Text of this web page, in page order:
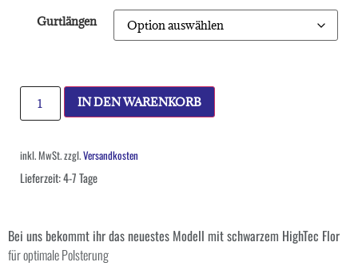
Gurtlängen
IN DEN WARENKORB
inkl. MwSt.zzgl.Versandkosten
Lieferzeit:4-7 Tage
Bei uns bekommt ihr das neuestes Modell mit schwarzem HighTec Flor
für optimale Polsterung